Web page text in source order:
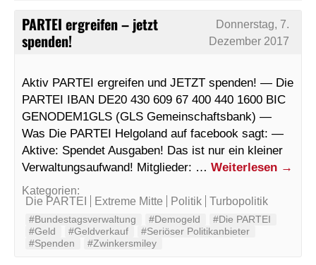
PARTEI ergreifen – jetzt
spenden!
Donnerstag, 7.
Dezember 2017
Aktiv PARTEI ergreifen und JETZT spenden! — Die
PARTEI IBAN DE20 430 609 67 400 440 1600 BIC
GENODEM1GLS (GLS Gemeinschaftsbank) —
Was Die PARTEI Helgoland auf facebook sagt: —
Aktive: Spendet Ausgaben! Das ist nur ein kleiner
Verwaltungsaufwand! Mitglieder: … Weiterlesen →
Kategorien:
Die PARTEI
Extreme Mitte Politik Turbopolitik
#Bundestagsverwaltung #Demogeld
#Die PARTEI
#Geld
#Geldverkauf
#Seriöser Politikanbieter
#Spenden
#Zwinkersmiley